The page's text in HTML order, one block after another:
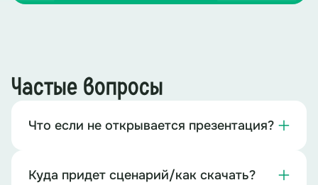
Частые вопросы
Что если не открывается презентация?
Куда придет сценарий/как скачать?